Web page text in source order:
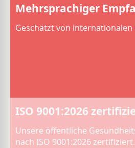
Mehrsprachiger
Geschätzt von
ISO 9001:2026
Unsere öffentliche
nach ISO 9001:2026 zertifiziert.